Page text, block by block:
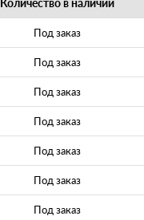
Количество в наличии
Под заказ
Под заказ
Под заказ
Под заказ
Под заказ
Под заказ
Под заказ